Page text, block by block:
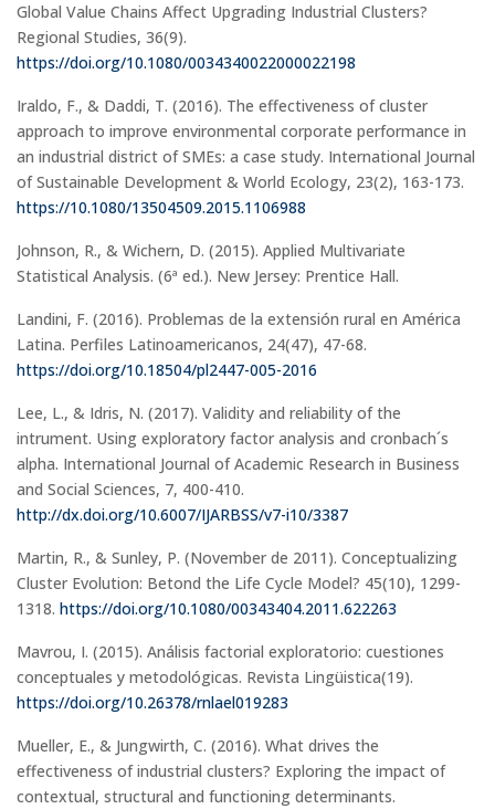
Global Value Chains Affect Upgrading Industrial Clusters?
Regional Studies, 36(9).
https://doi.org/10.1080/0034340022000022198
Iraldo, F., & Daddi, T. (2016). The effectiveness of cluster
approach to improve environmental corporate performance in
an industrial district of SMEs: a case study. International Journal
of Sustainable Development & World Ecology, 23(2), 163-173.
https://10.1080/13504509.2015.1106988
Johnson, R., & Wichern, D. (2015). Applied Multivariate
Statistical Analysis. (6ª ed.). New Jersey: Prentice Hall.
Landini, F. (2016). Problemas de la extensión rural en América
Latina. Perfiles Latinoamericanos, 24(47), 47-68.
https://doi.org/10.18504/pl2447-005-2016
Lee, L., & Idris, N. (2017). Validity and reliability of the
intrument. Using exploratory factor analysis and cronbach´s
alpha. International Journal of Academic Research in Business
and Social Sciences, 7, 400-410.
http://dx.doi.org/10.6007/IJARBSS/v7-i10/3387
Martin, R., & Sunley, P. (November de 2011). Conceptualizing
Cluster Evolution: Betond the Life Cycle Model? 45(10), 1299-
1318. https://doi.org/10.1080/00343404.2011.622263
Mavrou, I. (2015). Análisis factorial exploratorio: cuestiones
conceptuales y metodológicas. Revista Lingüistica(19).
https://doi.org/10.26378/rnlael019283
Mueller, E., & Jungwirth, C. (2016). What drives the
effectiveness of industrial clusters? Exploring the impact of
contextual, structural and functioning determinants.